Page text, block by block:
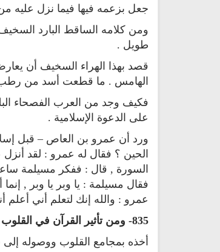
جعل بزعمه فيها فيما نزل عليه
ومن كلامه الساقط البارد السخيف
طويل .
قصد بهذا الهراء السخيف أن
الهامس . ما قطعت أسد من رطب
فكيف وجد من العرب الفصحاء
على الدعوة الإسلامية .
ورد أن عمرو بن العاص – قبل
الحين ؟ فقال له عمرو : لقد
السورة , قال : ففكر مسيلمة
فقال مسيلمة : يا وبر يا وبر ,
عمرو : والله إنك لتعلم أني أعلم
835- ومن تأثير القرآن في القلوب
أخذه بمجامع القلوب ووصوله إلى
القران الكريم من لبنان - البث
المباشر
راديو الشيخ